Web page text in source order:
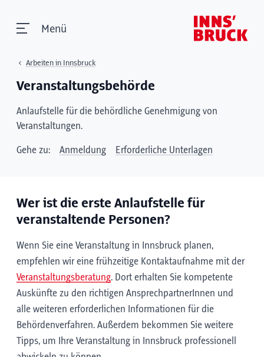
Menü
Arbeiten in Innsbruck
Veranstaltungsbehörde
Anlaufstelle für die behördliche Genehmigung von
Veranstaltungen.
Gehe zu: Anmeldung Erforderliche Unterlagen
Wer ist die erste Anlaufstelle für
veranstaltende Personen?
Wenn Sie eine Veranstaltung in Innsbruck planen,
empfehlen wir eine frühzeitige Kontaktaufnahme mit der
Veranstaltungsberatung. Dort erhalten Sie kompetente
Auskünfte zu den richtigen AnsprechpartnerInnen und
alle weiteren erforderlichen Informationen für die
Behördenverfahren. Außerdem bekommen Sie weitere
Tipps, um Ihre Veranstaltung in Innsbruck professionell